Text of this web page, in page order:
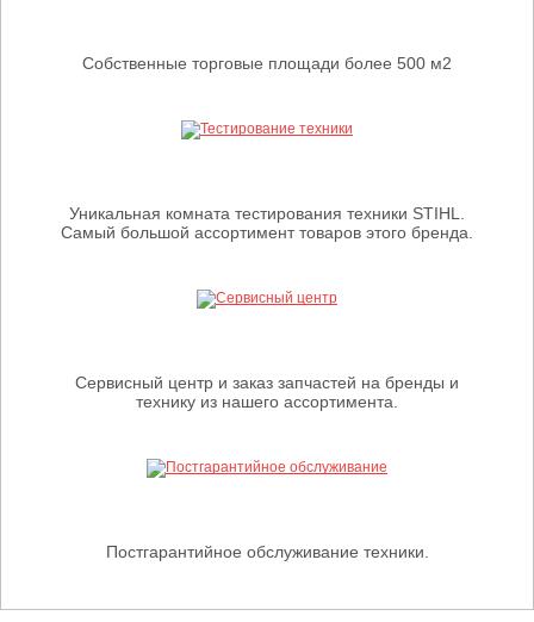
Собственные торговые площади более 500 м2
Уникальная комната тестирования техники STIHL.
Самый большой ассортимент товаров этого бренда.
Сервисный центр и заказ запчастей на бренды и
технику из нашего ассортимента.
Постгарантийное обслуживание техники.